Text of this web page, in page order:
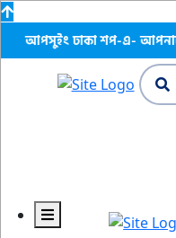
আপসুইং ঢাকা শপ-এ- আপনাকে